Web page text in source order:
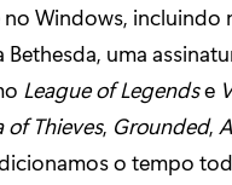
Windows, incluindo
uma
League of Legendse
of Thieves, Grounded,
o tempo